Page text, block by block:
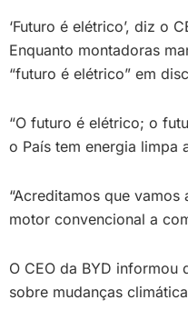
‘Futuro é elétrico’, diz o
Enquanto montadoras
“futuro é elétrico” em
“O futuro é elétrico; o
o País tem energia limpa
“Acreditamos que
motor convencional a
O CEO da BYD
sobre mudanças